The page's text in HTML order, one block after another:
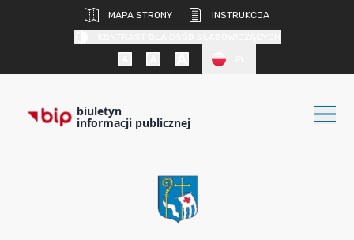
MAPA STRONY
INSTRUKCJA
biuletyn
informacji publicznej